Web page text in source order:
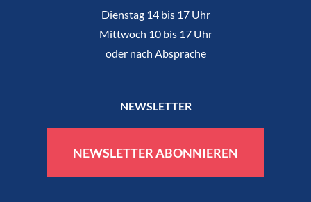
Dienstag 14 bis 17 Uhr
Mittwoch 10 bis 17 Uhr
oder nach Absprache
NEWSLETTER
NEWSLETTER ABONNIEREN